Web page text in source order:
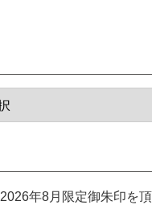
2026年8月限定御朱印を